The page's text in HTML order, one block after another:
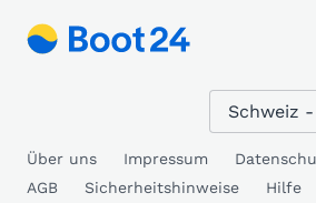
Über uns Impressum
AGB
Sicherheitshinweise Hilfe